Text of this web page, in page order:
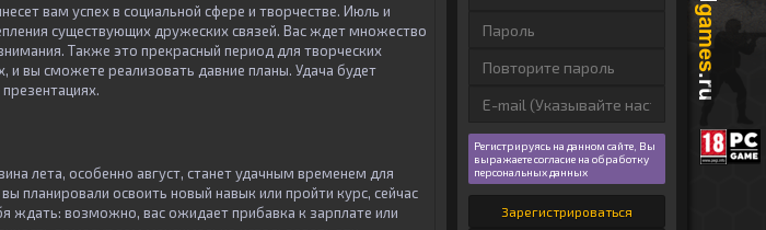
вам успех в социальной сфере и творчестве. Июль и
существующих дружеских связей. Вас ждет множество
Также это прекрасный период для творческих
вы сможете реализовать давние планы. Удача будет
лета, особенно август, станет удачным временем для
планировали освоить новый навык или пройти курс, сейчас
ждать: возможно, вас ожидает прибавка к зарплате или
Регистрируясь на данном сайте, Вы
выражаете согласие на обработку
персональных данных
Зарегистрироваться